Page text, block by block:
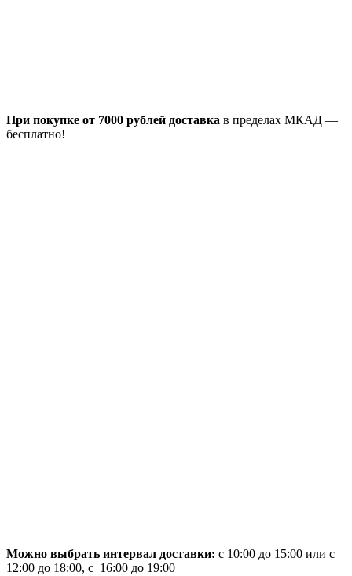
При покупке от 7000 рублей доставка в пределах МКАД —
бесплатно!
Можно выбрать интервал доставки: с 10:00 до 15:00 или с
12:00 до 18:00, с 16:00 до 19:00